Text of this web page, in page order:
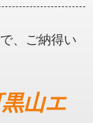
、ご納得い
山エ